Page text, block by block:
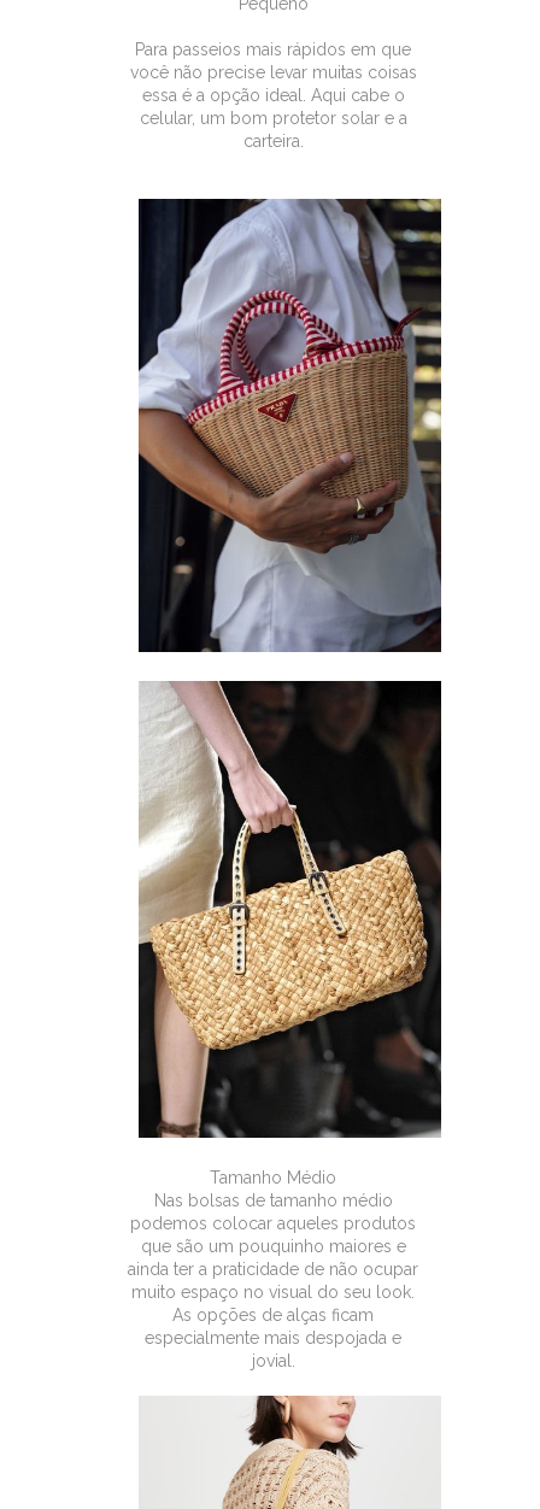
Para passeios mais rápidos em que
você não precise levar muitas coisas
essa é a opção ideal. Aqui cabe o
celular, um bom protetor solar e a
carteira.
Tamanho Médio
Nas bolsas de tamanho médio
podemos colocar aqueles produtos
que são um pouquinho maiores e
ainda ter a praticidade de não ocupar
muito espaço no visual do seu look.
As opções de alças ficam
especialmente mais despojada e
jovial.